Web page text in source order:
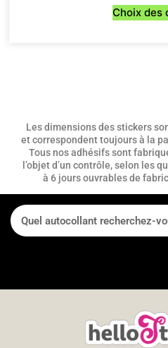
Choix des
Les dimensions des stickers
et correspondent toujours à la
Tous nos adhésifs sont
l’objet d’un contrôle, selon les
à 6 jours ouvrables de